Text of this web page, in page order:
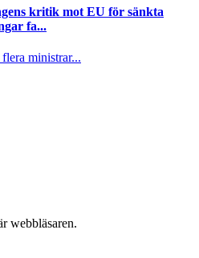
kritik mot EU för sänkta
fa...
ministrar...
webbläsaren.